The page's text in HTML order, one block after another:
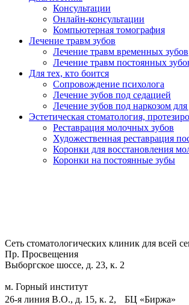
Консультации
Онлайн-консультации
Компьютерная томография
Лечение травм зубов
Лечение травм временных зубов
Лечение травм постоянных
Для тех, кто боится
Сопровождение психолога
Лечение зубов под седацией
Лечение зубов под наркозом для
Эстетическая стоматология,
Реставрация молочных зубов
Художественная реставрация
Коронки для восстановления
Коронки на постоянные зубы
Сеть стоматологических клиник для всей
Пр. Просвещения
Выборгское шоссе, д. 23, к. 2
м. Горный институт
26-я линия В.О., д. 15, к. 2, БЦ «Биржа»